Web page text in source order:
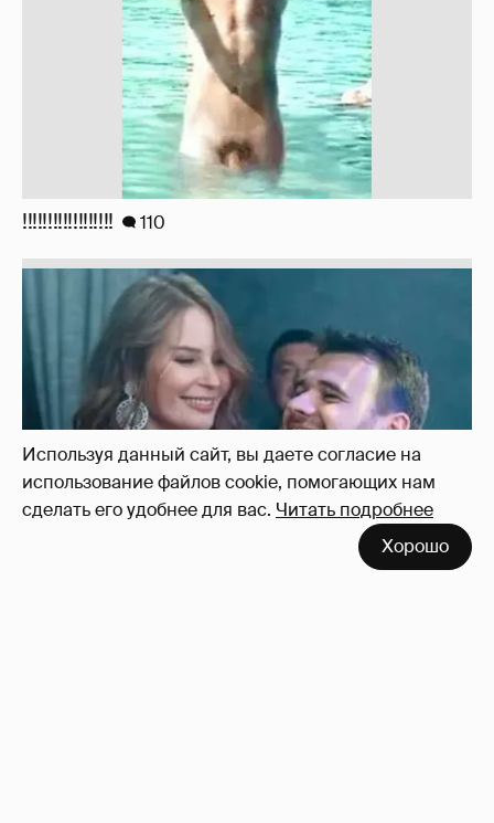
Используя данный сайт, вы даете согласие на
использование файлов cookie, помогающих нам
сделать его удобнее для вас. Читать подробнее
Хорошо
Неужели правда?